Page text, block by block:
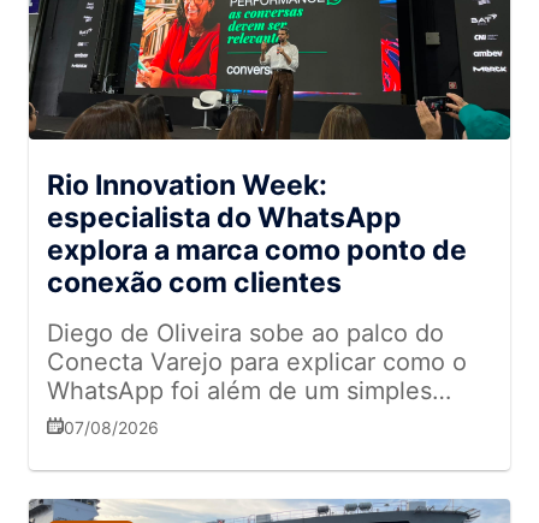
Rio Innovation Week:
especialista do WhatsApp
explora a marca como ponto de
conexão com clientes
Diego de Oliveira sobe ao palco do
Conecta Varejo para explicar como o
WhatsApp foi além de um simples
canal de comunicação
07/08/2026